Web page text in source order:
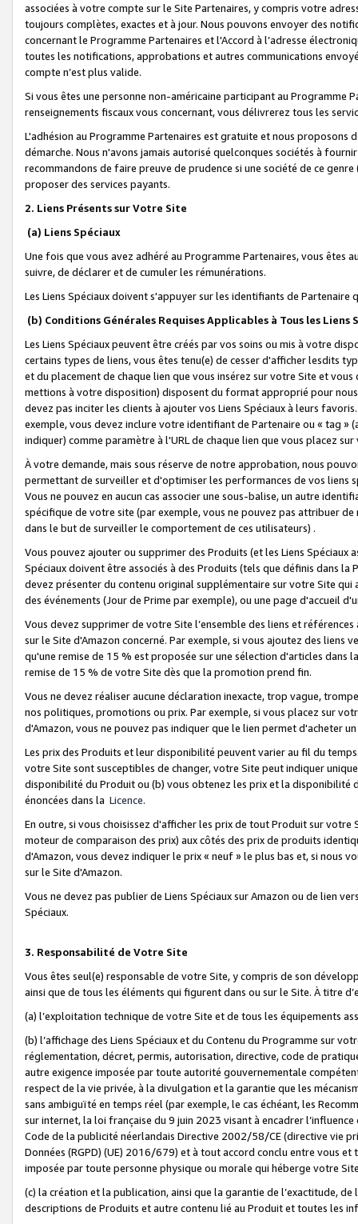
associées à votre compte sur le Site Partenaires, y compris votre
toujours complètes, exactes et à jour. Nous pouvons envoyer des
concernant le Programme Partenaires et l'Accord à l’adresse
toutes les notifications, approbations et autres communications
compte n’est plus valide.
Si vous êtes une personne non-américaine participant au
renseignements fiscaux vous concernant, vous délivrerez tous les
L'adhésion au Programme Partenaires est gratuite et nous proposons
démarche. Nous n'avons jamais autorisé quelconques sociétés à
recommandons de faire preuve de prudence si une société de ce
proposer des services payants.
2. Liens Présents sur Votre Site
(a) Liens Spéciaux
Une fois que vous avez adhéré au Programme Partenaires, vous êtes
suivre, de déclarer et de cumuler les rémunérations.
Les Liens Spéciaux doivent s'appuyer sur les identifiants de Partenaire
(b) Conditions Générales Requises Applicables à Tous les Liens
Les Liens Spéciaux peuvent être créés par vos soins ou mis à votre
certains types de liens, vous êtes tenu(e) de cesser d'afficher lesdits
et du placement de chaque lien que vous insérez sur votre Site et
mettions à votre disposition) disposent du format approprié pour
devez pas inciter les clients à ajouter vos Liens Spéciaux à leurs
exemple, vous devez inclure votre identifiant de Partenaire ou « tag
indiquer) comme paramètre à l'URL de chaque lien que vous placez
À votre demande, mais sous réserve de notre approbation, nous
permettant de surveiller et d'optimiser les performances de vos liens
Vous ne pouvez en aucun cas associer une sous-balise, un autre
spécifique de votre site (par exemple, vous ne pouvez pas attribuer
dans le but de surveiller le comportement de ces utilisateurs) .
Vous pouvez ajouter ou supprimer des Produits (et les Liens
Spéciaux doivent être associés à des Produits (tels que définis dans
devez présenter du contenu original supplémentaire sur votre Site qui
des événements (Jour de Prime par exemple), ou une page d'accueil
Vous devez supprimer de votre Site l’ensemble des liens et
sur le Site d'Amazon concerné. Par exemple, si vous ajoutez des
qu'une remise de 15 % est proposée sur une sélection d'articles
remise de 15 % de votre Site dès que la promotion prend fin.
Vous ne devez réaliser aucune déclaration inexacte, trop vague,
nos politiques, promotions ou prix. Par exemple, si vous placez sur
d'Amazon, vous ne pouvez pas indiquer que le lien permet d'acheter
Les prix des Produits et leur disponibilité peuvent varier au fil du
votre Site sont susceptibles de changer, votre Site peut indiquer
disponibilité du Produit ou (b) vous obtenez les prix et la disponibilité
énoncées dans la Licence.
En outre, si vous choisissez d'afficher les prix de tout Produit sur
moteur de comparaison des prix) aux côtés des prix de produits
d'Amazon, vous devez indiquer le prix « neuf » le plus bas et, si nous
sur le Site d'Amazon.
Vous ne devez pas publier de Liens Spéciaux sur Amazon ou de lien
Spéciaux.
3. Responsabilité de Votre Site
Vous êtes seul(e) responsable de votre Site, y compris de son
ainsi que de tous les éléments qui figurent dans ou sur le Site. À titre
(a) l’exploitation technique de votre Site et de tous les équipements
(b) l’affichage des Liens Spéciaux et du Contenu du Programme sur
réglementation, décret, permis, autorisation, directive, code de
autre exigence imposée par toute autorité gouvernementale
respect de la vie privée, à la divulgation et la garantie que les
sans ambiguïté en temps réel (par exemple, le cas échéant, les
sur internet, la loi française du 9 juin 2023 visant à encadrer
Code de la publicité néerlandais Directive 2002/58/CE (directive vie
Données (RGPD) (UE) 2016/679) et à tout accord conclu entre vous
imposée par toute personne physique ou morale qui héberge votre
(c) la création et la publication, ainsi que la garantie de l’exactitude,
descriptions de Produits et autre contenu lié au Produit et toutes les